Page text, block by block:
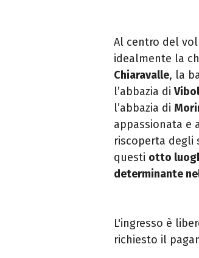
Al centro del
idealmente la
Chiaravalle, la
l’abbazia di
l’abbazia di
appassionata e
riscoperta degli
questi otto
determinante
L'ingresso è
richiesto il